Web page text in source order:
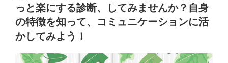
っと楽にする診断、してみませんか？自身
の特徴を知って、コミュニケーションに活
かしてみよう！